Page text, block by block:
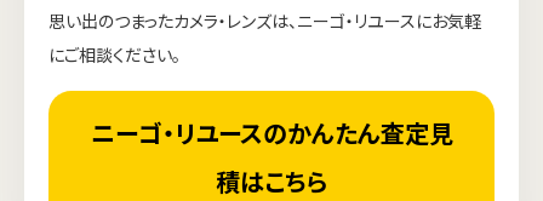
思い出のつまったカメラ・レンズは、ニーゴ・リユースにお気軽
にご相談ください。
ニーゴ・リユースのかんたん査定見
積はこちら